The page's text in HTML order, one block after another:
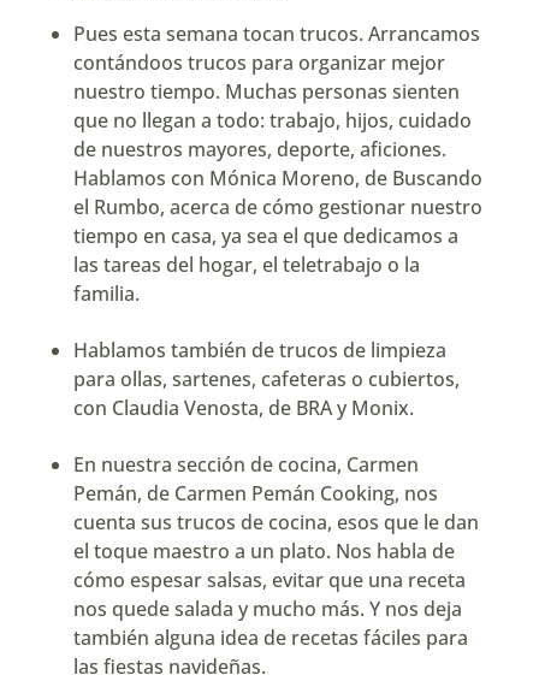
Pues esta semana tocan trucos. Arrancamos
contándoos trucos para organizar mejor
nuestro tiempo. Muchas personas sienten
que no llegan a todo: trabajo, hijos, cuidado
de nuestros mayores, deporte, aficiones.
Hablamos con Mónica Moreno, de Buscando
el Rumbo, acerca de cómo gestionar nuestro
tiempo en casa, ya sea el que dedicamos a
las tareas del hogar, el teletrabajo o la
familia.
Hablamos también de trucos de limpieza
para ollas, sartenes, cafeteras o cubiertos,
con Claudia Venosta, deBRAy Monix.
En nuestra sección de cocina, Carmen
Pemán, de Carmen Pemán Cooking, nos
cuenta sus trucos de cocina, esos que le dan
el toque maestro a un plato. Nos habla de
cómo espesar salsas, evitar que una receta
nos quede salada y mucho más. Y nos deja
también alguna idea de recetas fáciles para
las fiestas navideñas.